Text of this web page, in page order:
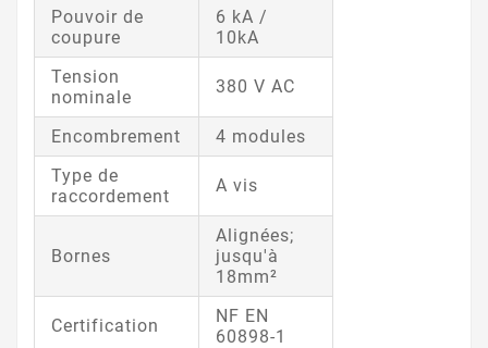
Pouvoir de
coupure
6 kA /
10kA
Tension
nominale
380 V AC
Encombrement
4 modules
Type de
raccordement
A vis
Bornes
Alignées;
jusqu'à
18mm²
Certification
NF EN
60898-1